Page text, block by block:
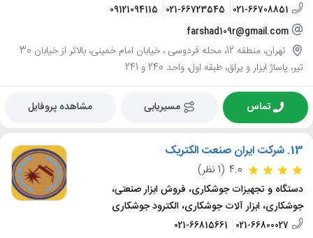
021-66708851
021-66723545
09121094115
farshad109r@gmail.com
تهران، منطقه 12، محله فردوسی ، خیابان امام خمینی، بالاتر از خیابان 30
تیر، پاساژ ابزار و یراق، طبقه اول، واحد 240 و 241
تماس مسیریابی مشاهده پروفایل
13. شرکت ایران صنعت الکتریک
4.0 (1 نظر)
دستگاه و تجهیزات جوشکاری، فروش ابزار صنعتی،
جوشکاری، ابزار آلات جوشکاری، الکترود جوشکاری
021-66800027
021-66815661